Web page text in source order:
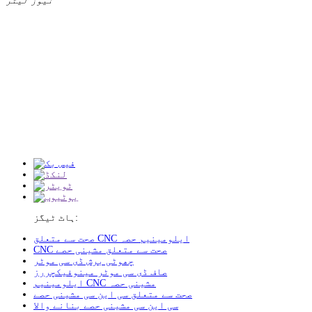
ہاٹ ٹیگز:
صحت سے متعلق CNC ایلومینیم حصہ
CNC صحت سے متعلق مشینی حصے
چھوٹی برش ڈی سی موٹر
صاف ڈی سی موٹر مینوفیکچررز
ایلومینیم CNC مشینی حصہ
صحت سے متعلق سی این سی مشینی حصے
سی این سی مشینی حصے بنانے والا